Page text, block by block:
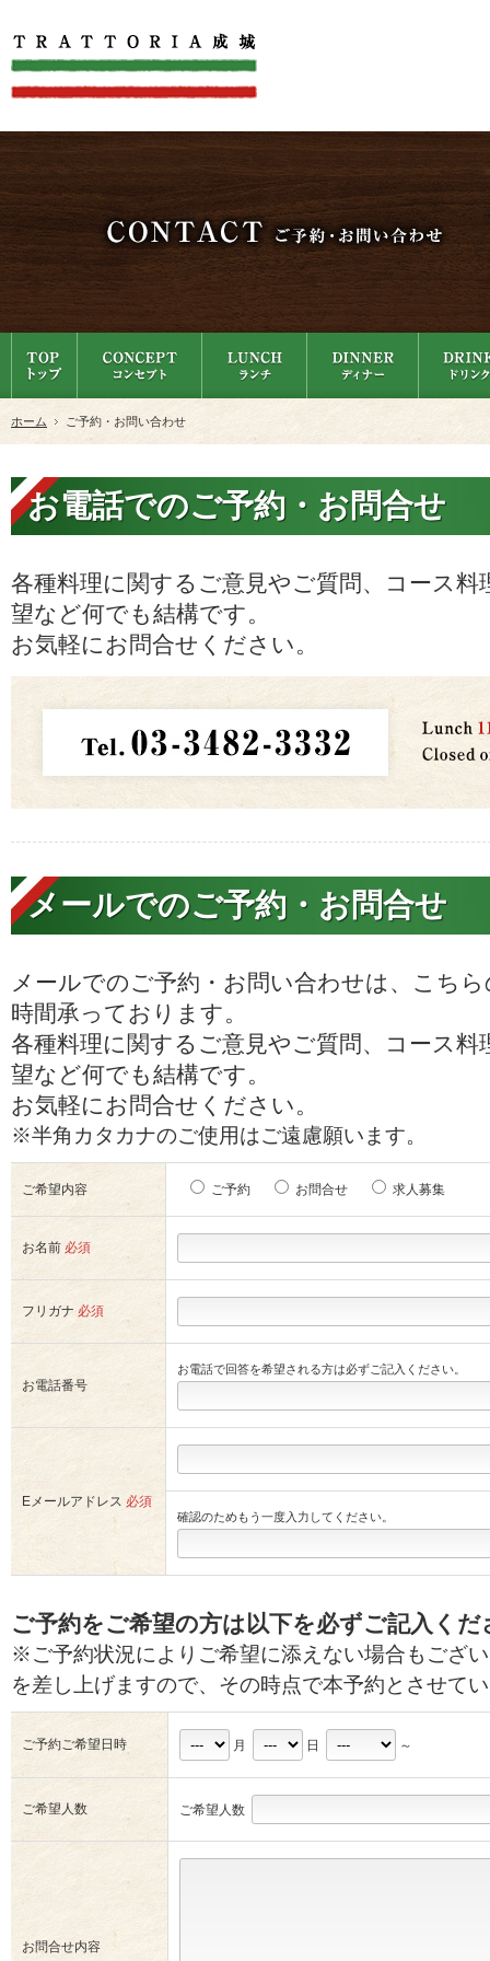
ホーム ご予約・お問い合わせ
お電話でのご予約・お問合せ
各種料理に関するご意見やご質問、コース
望など何でも結構です。
お気軽にお問合せください。
メールでのご予約・お問合せ
メールでのご予約・お問い合わせは、こち
時間承っております。
各種料理に関するご意見やご質問、コース
望など何でも結構です。
お気軽にお問合せください。
※半角カタカナのご使用はご遠慮願います。
ご希望内容 ご予約 お問合せ 求人募集
お名前 必須
フリガナ 必須
お電話番号
お電話で回答を希望される方は必ずご記入ください。
Eメールアドレス 必須
確認のためもう一度入力してください。
ご予約をご希望の方は以下を必ずご記入くだ
※ご予約状況によりご希望に添えない場合もござ
を差し上げますので、その時点で本予約とさせて
ご予約ご希望日時 月 日 ～
ご希望人数 ご希望人数
お問合せ内容